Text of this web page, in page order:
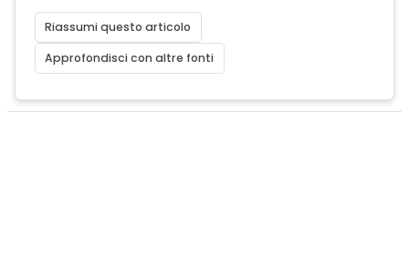
Riassumi questo articolo
Approfondisci con altre fonti